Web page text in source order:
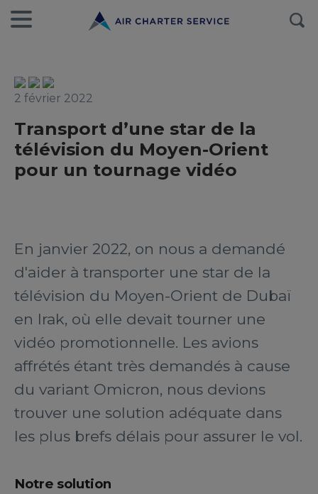
2 février 2022
Transport d’une star de la
télévision du Moyen-Orient
pour un tournage vidéo
En janvier 2022, on nous a demandé
d'aider à transporter une star de la
télévision du Moyen-Orient de Dubaï
en Irak, où elle devait tourner une
vidéo promotionnelle. Les avions
affrétés étant très demandés à cause
du variant Omicron, nous devions
trouver une solution adéquate dans
les plus brefs délais pour assurer le vol.
Notre solution